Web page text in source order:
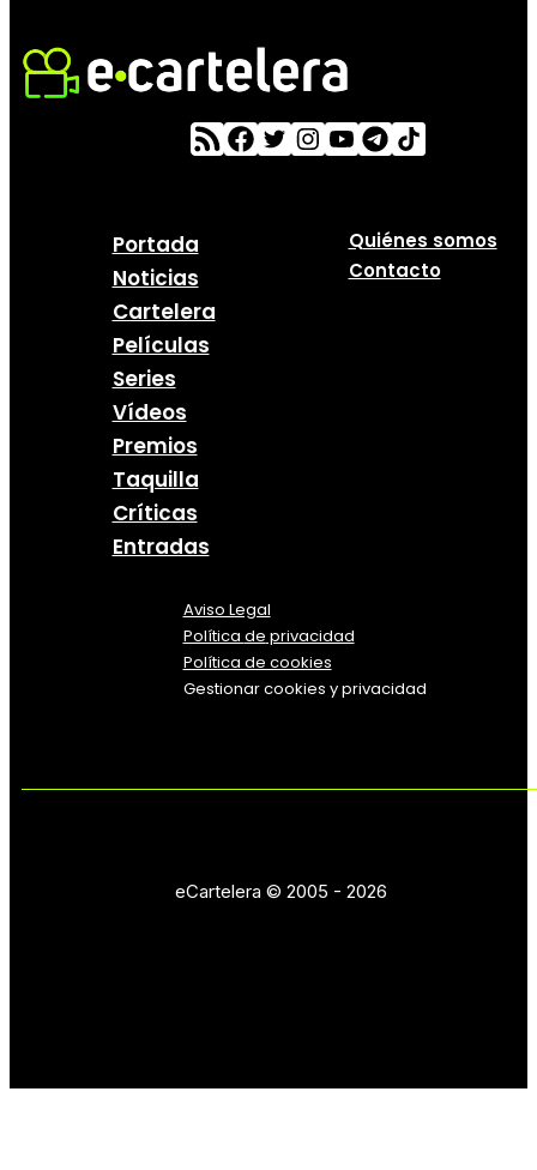
Portada
Noticias
Cartelera
Películas
Series
Vídeos
Premios
Taquilla
Críticas
Entradas
Quiénes somos
Contacto
Aviso Legal
Política de privacidad
Política de cookies
Gestionar cookies y privacidad
eCartelera © 2005 - 2026